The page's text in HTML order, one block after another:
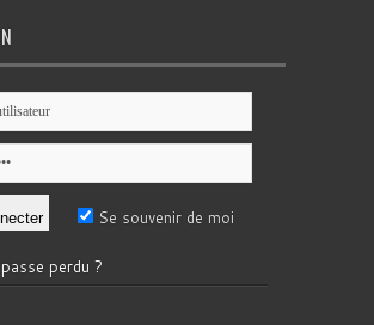
Se souvenir de moi
perdu ?